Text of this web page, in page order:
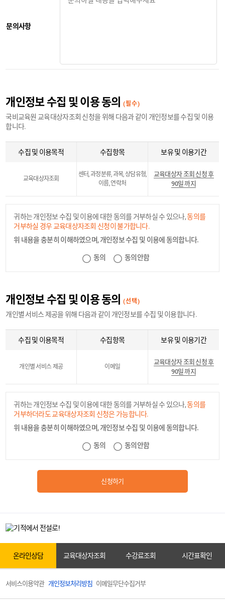
문의사항
개인정보 수집 및 이용 동의(필수)
국비교육원 교육대상자조회 신청을 위해 다음과 같이 개인정보를 수집 및 이용
합니다.
수집 및 이용목적 수집항목 보유 및 이용기간
교육대상자조회
센터, 과정분류, 과목, 상담유형,
이름, 연락처
교육대상자 조회 신청 후
90일 까지
귀하는 개인정보 수집 및 이용에 대한 동의를 거부하실 수 있으나,동의를
거부하실 경우 교육대상자조회 신청이 불가합니다.
위 내용을 충분히 이해하였으며, 개인정보 수집 및 이용에 동의합니다.
동의 동의안함
개인정보 수집 및 이용 동의(선택)
개인별 서비스 제공을 위해 다음과 같이 개인정보를 수집 및 이용합니다.
수집 및 이용목적 수집항목 보유 및 이용기간
개인별 서비스 제공 이메일
교육대상자 조회 신청 후
90일 까지
귀하는 개인정보 수집 및 이용에 대한 동의를 거부하실 수 있으나,동의를
거부하더라도 교육대상자조회 신청은 가능합니다.
위 내용을 충분히 이해하였으며, 개인정보 수집 및 이용에 동의합니다.
동의 동의안함
신청하기
원서접수
교육대상자조회
온라인상담 교육대상자조회 수강료조회 시간표확인
서비스이용약관 개인정보처리방침 이메일무단수집거부